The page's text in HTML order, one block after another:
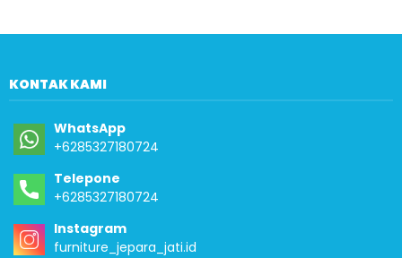
KONTAK KAMI
WhatsApp
+6285327180724
Telepone
+6285327180724
Instagram
furniture_jepara_jati.id